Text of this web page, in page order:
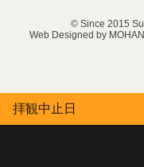
© Since 2015
Web Designed by
拝観中止日